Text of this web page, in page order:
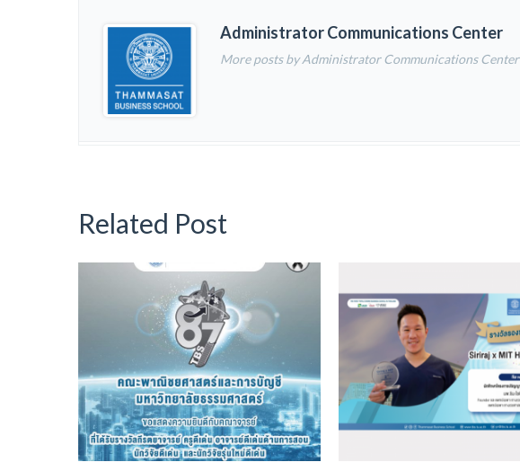
Administrator Communications Center
More posts by Administrator Communications Center
Related Post